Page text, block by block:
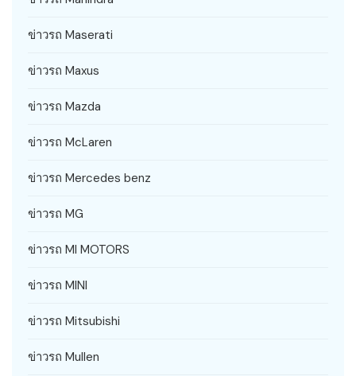
ข่าวรถ Maserati
ข่าวรถ Maxus
ข่าวรถ Mazda
ข่าวรถ McLaren
ข่าวรถ Mercedes benz
ข่าวรถ MG
ข่าวรถ MI MOTORS
ข่าวรถ MINI
ข่าวรถ Mitsubishi
ข่าวรถ Mullen